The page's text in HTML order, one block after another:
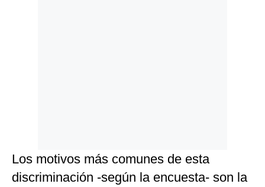
Los motivos más comunes de esta
discriminación -según la encuesta- son la